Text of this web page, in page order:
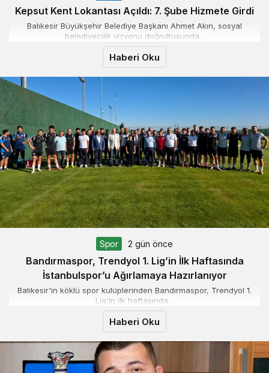
Kepsut Kent Lokantası Açıldı: 7. Şube Hizmete Girdi
Balıkesir Büyükşehir Belediye Başkanı Ahmet Akın, sosyal
belediyecilik vizyonu doğrultusunda...
Haberi Oku
Spor 2 gün önce
Bandırmaspor, Trendyol 1. Lig’in İlk Haftasında
İstanbulspor’u Ağırlamaya Hazırlanıyor
Balıkesir'in köklü spor kulüplerinden Bandırmaspor, Trendyol 1.
Lig'in ilk haftasında...
Haberi Oku